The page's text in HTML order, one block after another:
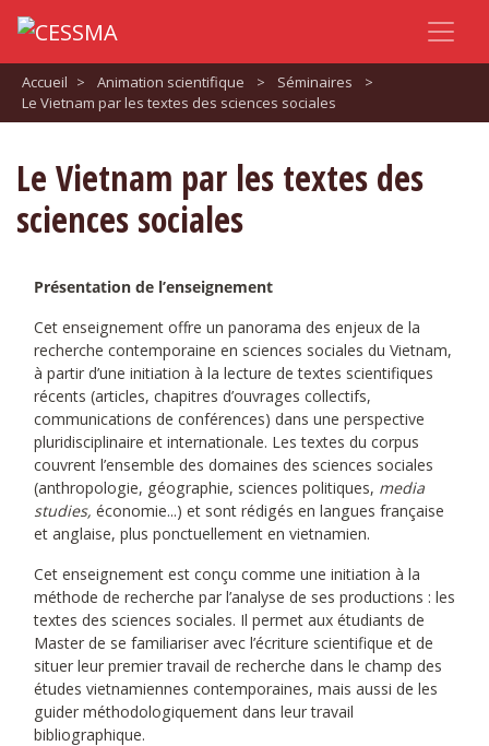
Accueil > Animation scientifique > Séminaires
>
Le Vietnam par les textes des sciences sociales
Le Vietnam par les textes des
sciences sociales
Présentation de l’enseignement
Cet enseignement offre un panorama des enjeux de la
recherche contemporaine en sciences sociales du Vietnam,
à partir d’une initiation à la lecture de textes scientifiques
récents (articles, chapitres d’ouvrages collectifs,
communications de conférences) dans une perspective
pluridisciplinaire et internationale. Les textes du corpus
couvrent l’ensemble des domaines des sciences sociales
(anthropologie, géographie, sciences politiques, media
studies, économie...) et sont rédigés en langues française
et anglaise, plus ponctuellement en vietnamien.
Cet enseignement est conçu comme une initiation à la
méthode de recherche par l’analyse de ses productions : les
textes des sciences sociales. Il permet aux étudiants de
Master de se familiariser avec l’écriture scientifique et de
situer leur premier travail de recherche dans le champ des
études vietnamiennes contemporaines, mais aussi de les
guider méthodologiquement dans leur travail
bibliographique.